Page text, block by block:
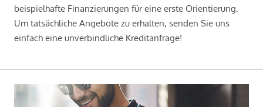
beispielhafte Finanzierungen für eine erste Orientierung.
Um tatsächliche Angebote zu erhalten, senden Sie uns
einfach eine unverbindliche Kreditanfrage!